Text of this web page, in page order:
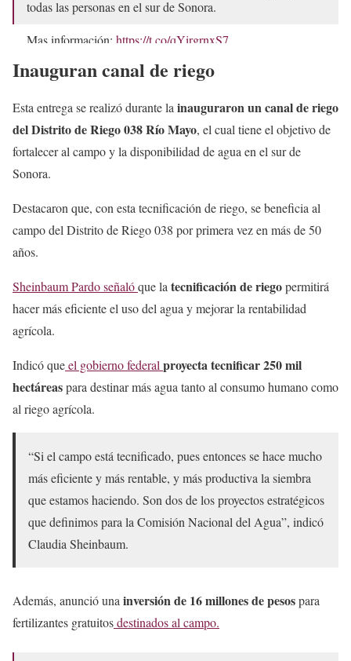
todas las personas en el sur de Sonora.
Mas información: https://t.co/qYirgrnxS7
— Conagua (@conagua_mx)
May 10, 2026
Inauguran canal de riego
Esta entrega se realizó durante la inauguraron un canal de riego
del Distrito de Riego 038 Río Mayo, el cual tiene el objetivo de
fortalecer al campo y la disponibilidad de agua en el sur de
Sonora.
Destacaron que, con esta tecnificación de riego, se beneficia al
campo del Distrito de Riego 038 por primera vez en más de 50
años.
Sheinbaum Pardo señalóque la tecnificación de riegopermitirá
hacer más eficiente el uso del agua y mejorar la rentabilidad
agrícola.
Indicó queel gobierno federal proyecta tecnificar 250 mil
hectáreaspara destinar más agua tanto al consumo humano como
al riego agrícola.
“Si el campo está tecnificado, pues entonces se hace mucho
más eficiente y más rentable, y más productiva la siembra
que estamos haciendo. Son dos de los proyectos estratégicos
que definimos para la Comisión Nacional del Agua”, indicó
Claudia Sheinbaum.
Además, anunció una inversión de 16 millones de pesospara
fertilizantes gratuitosdestinados al campo.